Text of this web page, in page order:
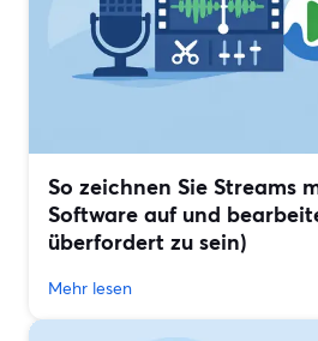
So zeichnen Sie Streams
Software auf und
überfordert zu sein)
Mehr lesen